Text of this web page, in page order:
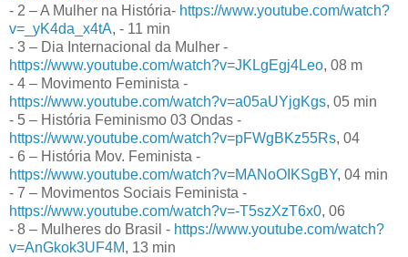
- 2 – A Mulher na História- https://www.youtube.com/watch?
v=_yK4da_x4tA, - 11 min
- 3 – Dia Internacional da Mulher -
https://www.youtube.com/watch?v=JKLgEgj4Leo, 08 m
- 4 – Movimento Feminista -
https://www.youtube.com/watch?v=a05aUYjgKgs, 05 min
- 5 – História Feminismo 03 Ondas -
https://www.youtube.com/watch?v=pFWgBKz55Rs, 04
- 6 – História Mov. Feminista -
https://www.youtube.com/watch?v=MANoOIKSgBY, 04 min
- 7 – Movimentos Sociais Feminista -
https://www.youtube.com/watch?v=-T5szXzT6x0, 06
- 8 – Mulheres do Brasil - https://www.youtube.com/watch?
v=AnGkok3UF4M, 13 min